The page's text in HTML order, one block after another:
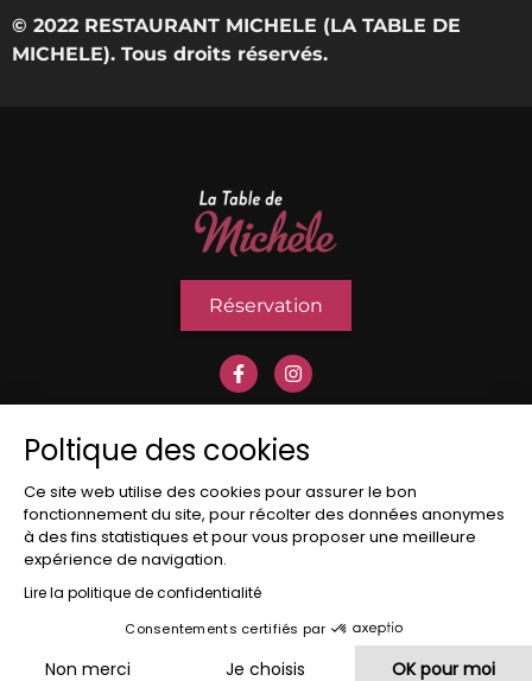
© 2022 RESTAURANT MICHELE (LA TABLE DE
MICHELE). Tous droits réservés.
Réservation
© Table De Michèle Site Réalisé Par
Mentions Légales - Conditions Générales D’Utilisation
Politique De Confidentialité - Politique D’utilisation Des
Propriété Intellectuelle
Poltique des cookies
Ce site web utilise des cookies pour assurer le bon
fonctionnement du site, pour récolter des données anonymes
à des fins statistiques et pour vous proposer une meilleure
expérience de navigation.
Lire la politique de confidentialité
Consentements certifiés par
Non merci Je choisis OK pour moi